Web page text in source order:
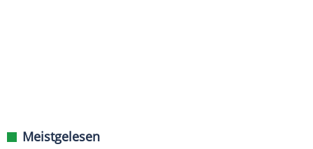
Meistgelesen